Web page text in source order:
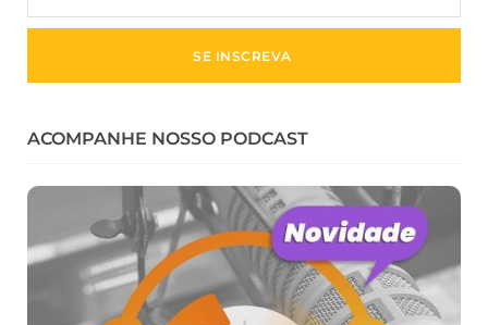
ACOMPANHE NOSSO PODCAST